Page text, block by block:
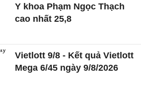
Y khoa Phạm Ngọc Thạch
cao nhất 25,8
Vietlott 9/8 - Kết quả Vietlott
Mega 6/45 ngày 9/8/2026